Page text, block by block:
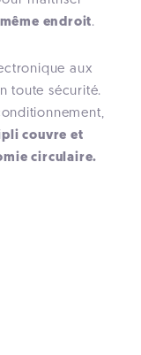
endroit.
aux
toute sécurité.
couvre et
circulaire.